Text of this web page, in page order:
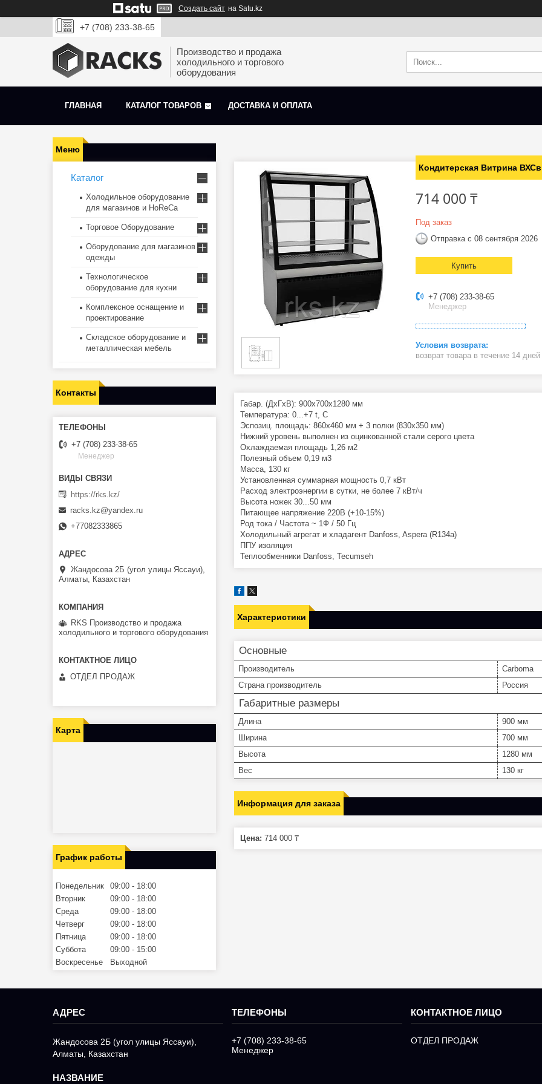
Создать сайт на Satu.kz
+7 (708) 233-38-65
Производство и продажа
холодильного и торгового
оборудования
ГЛАВНАЯ КАТАЛОГ ТОВАРОВ ДОСТАВКА И ОПЛАТА
Кондитерская Витрина
714 000 ₸
Под заказ
Отправка с 08 сентября 2026
Купить
+7 (708) 233-38-65
Менеджер
возврат товара в течение 14 дней
Габар. (ДхГхВ): 900x700x1280 мм
Температура: 0...+7 t, C
Эспозиц. площадь: 860x460 мм + 3 полки (830х350 мм)
Нижний уровень выполнен из оцинкованной стали серого цвета
Охлаждаемая площадь 1,26 м2
Полезный объем 0,19 м3
Масса, 130 кг
Установленная суммарная мощность 0,7 кВт
Расход электроэнергии в сутки, не более 7 кВт/ч
Высота ножек 30...50 мм
Питающее напряжение 220В (+10-15%)
Род тока / Частота ~ 1Ф / 50 Гц
Холодильный агрегат и хладагент Danfoss, Aspera (R134a)
ППУ изоляция
Теплообменники Danfoss, Tecumseh
Характеристики
Основные
Производитель
Carboma
Страна производитель
Россия
Габаритные размеры
Длина
900 мм
Ширина
700 мм
Высота
1280 мм
Вес
130 кг
Информация для заказа
Цена: 714 000 ₸
Каталог
Холодильное оборудование
для магазинов и HoReCa
Торговое Оборудование
Оборудование для магазинов
одежды
Технологическое
оборудование для кухни
Комплексное оснащение и
проектирование
Складское оборудование и
металлическая мебель
Контакты
+7 (708) 233-38-65
Менеджер
https://rks.kz/
racks.kz@yandex.ru
+77082333865
Жандосова 2Б (угол улицы Яссауи),
Алматы, Казахстан
RKS Производство и продажа
холодильного и торгового оборудования
ОТДЕЛ ПРОДАЖ
Карта
График работы
Понедельник 09:00
18:00
Вторник
09:00
18:00
Среда
09:00
18:00
Четверг
09:00
18:00
Пятница
09:00
18:00
Суббота
09:00
15:00
Воскресенье
Выходной
Жандосова 2Б (угол улицы Яссауи),
Алматы, Казахстан
+7 (708) 233-38-65
Менеджер
ОТДЕЛ ПРОДАЖ